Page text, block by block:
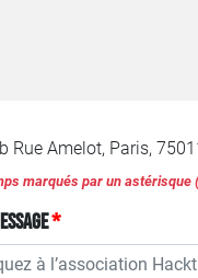
Rue Amelot, Paris,
marqués par un astérisque